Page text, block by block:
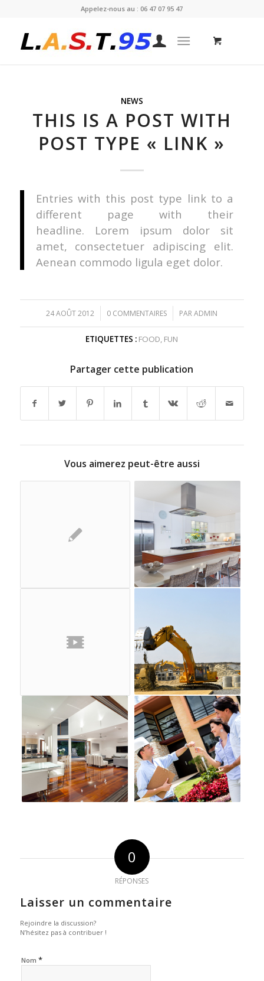
Appelez-nous au : 06 47 07 95 47
NEWS
THIS IS A POST WITH
POST TYPE « LINK »
Entries with this post type link to a
different page with their
headline. Lorem ipsum dolor sit
amet, consectetuer adipiscing elit.
Aenean commodo ligula eget dolor.
24 AOÛT 2012
/ 0 COMMENTAIRES
/ PARADMIN
ETIQUETTES : FOOD, FUN
Partager cette publication
Vous aimerez peut-être aussi
0
RÉPONSES
Laisser un commentaire
Rejoindre la discussion?
N’hésitez pas à contribuer !
Nom *